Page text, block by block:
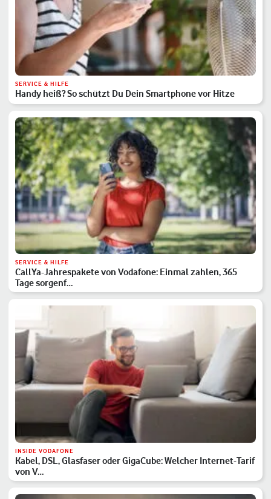
SERVICE & HILFE
Handy heiß? So schützt Du Dein Smartphone vor Hitze
SERVICE & HILFE
CallYa-Jahrespakete von Vodafone: Einmal zahlen, 365
Tage sorgenf…
INSIDE VODAFONE
Kabel, DSL, Glasfaser oder GigaCube: Welcher Internet-Tarif
von V…